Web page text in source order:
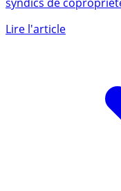
La loi ALUR impose
syndics de
ou (...)